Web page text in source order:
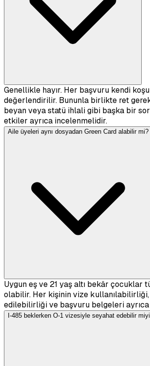
Genellikle hayır. Her başvuru kendi
değerlendirilir. Bununla birlikte ret
beyan veya statü ihlali gibi başka bir
etkiler ayrıca incelenmelidir.
Aile üyeleri aynı dosyadan Green Card alabilir mi?
Uygun eş ve 21 yaş altı bekâr çocuklar
olabilir. Her kişinin vize
edilebilirliği ve başvuru belgeleri
I-485 beklerken O-1 vizesiyle seyahat edebilir